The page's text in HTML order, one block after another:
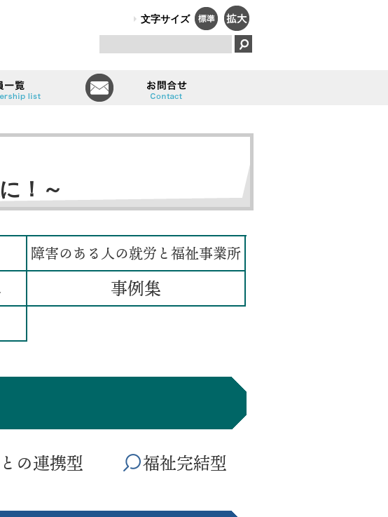
利活動法人（NPO法人）オールしずおかは、障害のある人のはたらく笑顔で、福祉と
文字サイズ
トコミュニティとは会員一覧
！～
障害のある人の就労と福祉事業所
事例集
の連携型 福祉完結型